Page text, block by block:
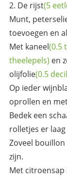
De rijst(5
Munt,
toevoegen en
Met kaneel(0.5
theelepels) en
olijfolie(0.5
Op ieder
oprollen en
Bedek een
rolletjes er
Zoveel
zijn.
Met citroensap